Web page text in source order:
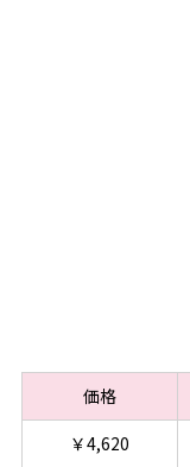
価格
￥4,620